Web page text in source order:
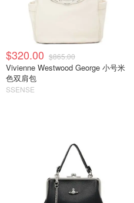
$320.00 $865.00
Vivienne Westwood George 小号米
色双肩包
SSENSE